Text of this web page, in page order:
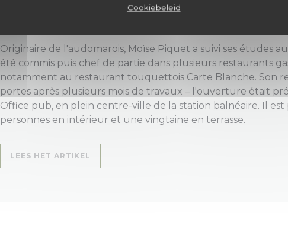
Cookiebeleid
«immersion totale face à la cuisine» et des tables hautes
Originaire de l'audomarois, Moïse Piquet a suivi ses études
été commis puis chef de partie dans plusieurs restaurants
notamment au restaurant touquettois Carte Blanche. Son
portes après plusieurs mois de travaux – l'ouverture était
Office pub, en plein centre-ville de la station balnéaire. Il
personnes en intérieur et une vingtaine en terrasse.
LEES HET ARTIKEL